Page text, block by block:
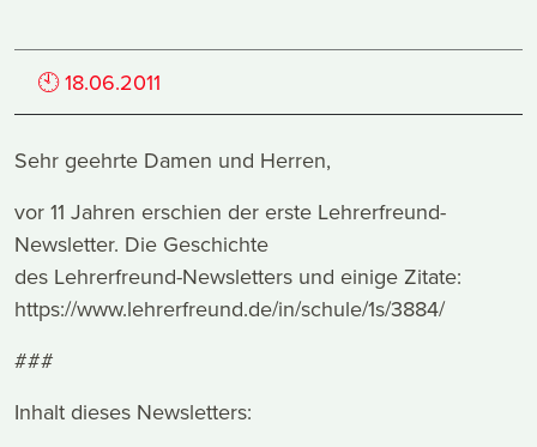
🕙18.06.2011
Sehr geehrte Damen und Herren,
vor 11 Jahren erschien der erste Lehrerfreund-
Newsletter. Die Geschichte
des Lehrerfreund-Newsletters und einige Zitate:
https://www.lehrerfreund.de/in/schule/1s/3884/
###
Inhalt dieses Newsletters: